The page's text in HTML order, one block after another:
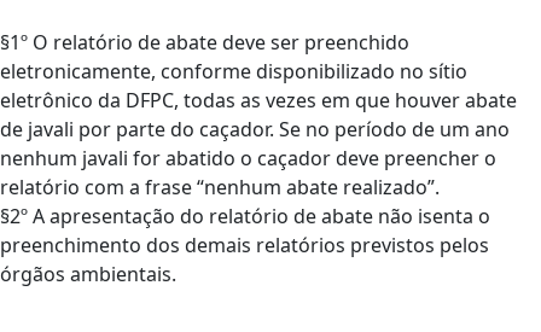
§1º O relatório de abate deve ser preenchido
eletronicamente, conforme disponibilizado no sítio
eletrônico da DFPC, todas as vezes em que houver abate
de javali por parte do caçador. Se no período de um ano
nenhum javali for abatido o caçador deve preencher o
relatório com a frase “nenhum abate realizado”.
§2º A apresentação do relatório de abate não isenta o
preenchimento dos demais relatórios previstos pelos
órgãos ambientais.